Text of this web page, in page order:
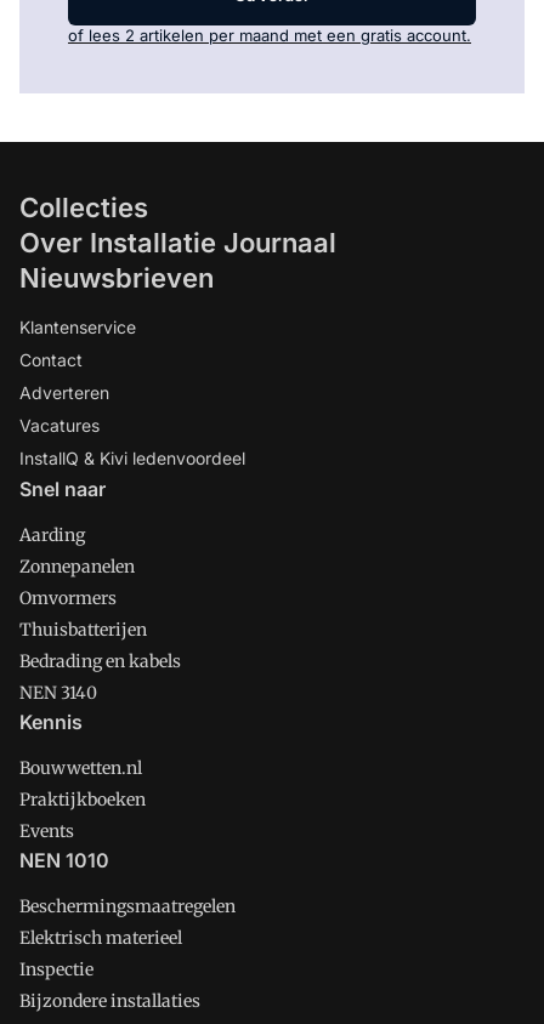
of lees 2 artikelen per maand met een gratis account.
Collecties
Over Installatie Journaal
Nieuwsbrieven
Klantenservice
Contact
Adverteren
Vacatures
InstallQ & Kivi ledenvoordeel
Snel naar
Aarding
Zonnepanelen
Omvormers
Thuisbatterijen
Bedrading en kabels
NEN 3140
Kennis
Bouwwetten.nl
Praktijkboeken
Events
NEN 1010
Beschermingsmaatregelen
Elektrisch materieel
Inspectie
Bijzondere installaties